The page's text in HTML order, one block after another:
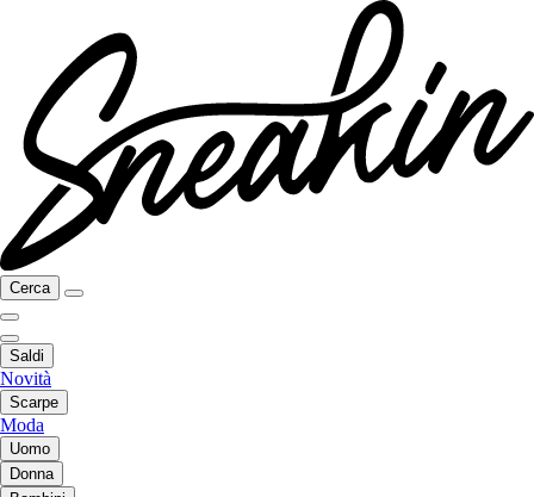
Cerca
Saldi
Novità
Scarpe
Moda
Uomo
Donna